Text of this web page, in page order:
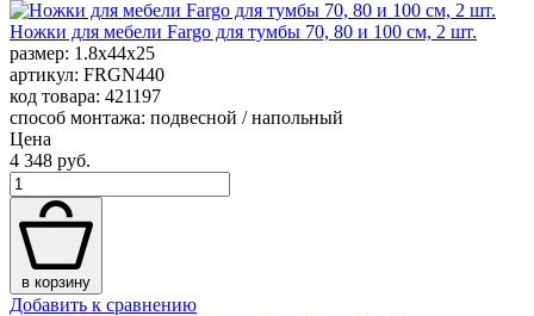
Ножки для мебели Fargo для тумбы 70, 80 и 100 см, 2 шт.
размер: 1.8x44x25
артикул: FRGN440
код товара: 421197
способ монтажа: подвесной / напольный
Цена
4 348 руб.
в корзину
Добавить к сравнению